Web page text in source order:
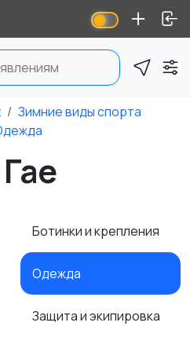
Зимние виды спорта
Ботинки и крепления
Одежда
Защита и экипировка